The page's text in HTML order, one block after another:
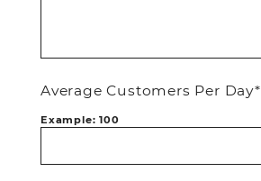
Average Customers Per Day*
Example: 100